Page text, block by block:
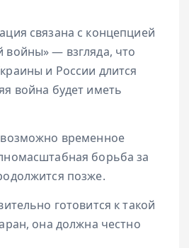
связана с концепцией
войны» — взгляда, что
и России длится
война будет иметь
временное
борьба за
позже.
готовится к такой
она должна честно